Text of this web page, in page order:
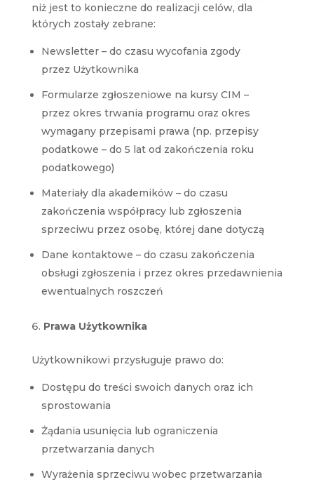
niż jest to konieczne do realizacji celów, dla
których zostały zebrane:
Newsletter – do czasu wycofania zgody
przez Użytkownika
Formularze zgłoszeniowe na kursy CIM –
przez okres trwania programu oraz okres
wymagany przepisami prawa (np. przepisy
podatkowe – do 5 lat od zakończenia roku
podatkowego)
Materiały dla akademików – do czasu
zakończenia współpracy lub zgłoszenia
sprzeciwu przez osobę, której dane dotyczą
Dane kontaktowe – do czasu zakończenia
obsługi zgłoszenia i przez okres przedawnienia
ewentualnych roszczeń
Prawa Użytkownika
Użytkownikowi przysługuje prawo do:
Dostępu do treści swoich danych oraz ich
sprostowania
Żądania usunięcia lub ograniczenia
przetwarzania danych
Wyrażenia sprzeciwu wobec przetwarzania